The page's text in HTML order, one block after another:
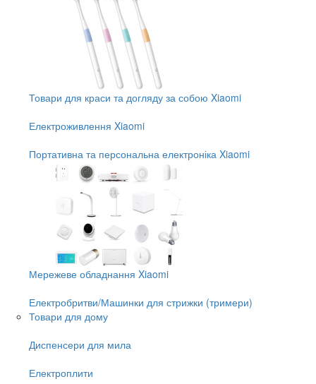
Товари для краси та догляду за собою Xiaomi
Електроживлення Xiaomi
Портативна та персональна електроніка Xiaomi
Мережеве обладнання Xiaomi
Електробритви/Машинки для стрижки (тримери)
Товари для дому
Диспенсери для мила
Електроплити